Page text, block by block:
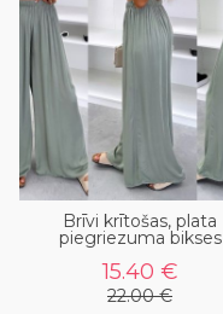
Brīvi krītošas, plata
piegriezuma bikses
15.40 €
22.00 €